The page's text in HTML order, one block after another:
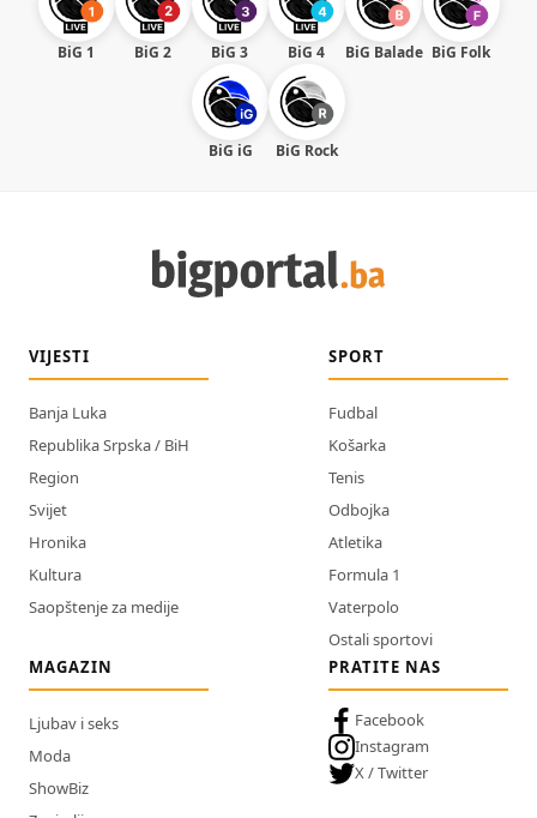
BiG 1 BiG 2 BiG 3 BiG 4 BiG Balade BiG Folk
BiG iG BiG Rock
VIJESTI
Banja Luka
Republika Srpska / BiH
Region
Svijet
Hronika
Kultura
Saopštenje za medije
SPORT
Fudbal
Košarka
Tenis
Odbojka
Atletika
Formula 1
Vaterpolo
Ostali sportovi
MAGAZIN
Ljubav i seks
Moda
ShowBiz
PRATITE NAS
Facebook
Instagram
X / Twitter